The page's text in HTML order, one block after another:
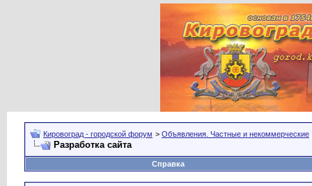
Кировоград - городской форум > Объявления. Частные и некоммерческие
Разработка сайта
Справка